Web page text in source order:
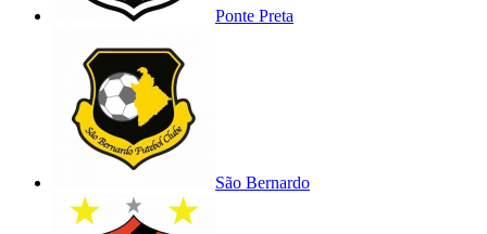
Ponte Preta
São Bernardo